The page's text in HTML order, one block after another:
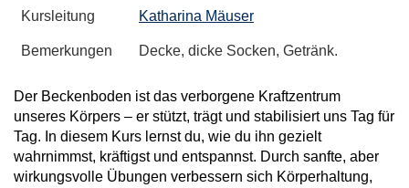
Kursleitung Katharina Mäuser
Bemerkungen Decke, dicke Socken, Getränk.
Der Beckenboden ist das verborgene Kraftzentrum
unseres Körpers – er stützt, trägt und stabilisiert uns Tag für
Tag. In diesem Kurs lernst du, wie du ihn gezielt
wahrnimmst, kräftigst und entspannst. Durch sanfte, aber
wirkungsvolle Übungen verbessern sich Körperhaltung,